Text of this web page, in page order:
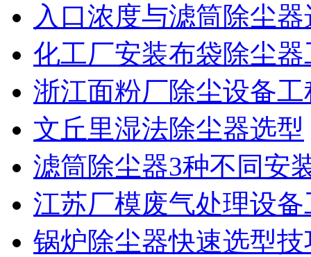
入口浓度与滤筒除尘
化工厂安装布袋除尘
浙江面粉厂除尘设备
文丘里湿法除尘器选型
滤筒除尘器3种不同安
江苏厂模废气处理设
锅炉除尘器快速选型